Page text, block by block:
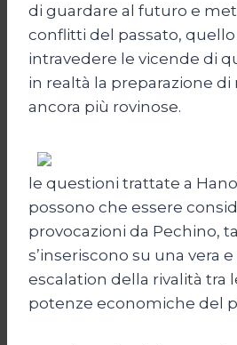
di guardare al futuro e
conflitti del passato,
intravedere le vicende di
in realtà la preparazione
ancora più rovinose.
le questioni trattate a
possono che essere
provocazioni da Pechino,
s’inseriscono su una vera
escalation della rivalità tra
potenze economiche del